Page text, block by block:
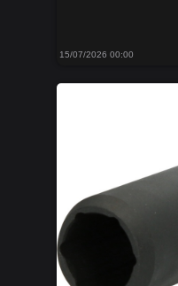
15/07/2026 00:00